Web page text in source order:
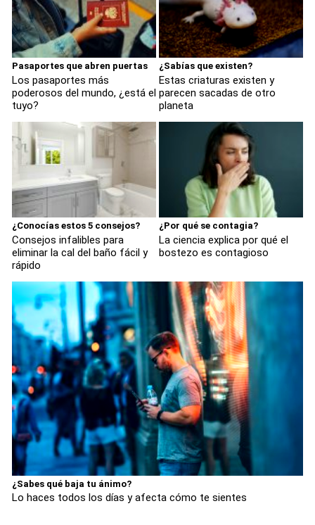
Pasaportes que abren puertas
Los pasaportes más
poderosos del mundo, ¿está el
tuyo?
¿Sabías que existen?
Estas criaturas existen y
parecen sacadas de otro
planeta
¿Conocías estos 5 consejos?
Consejos infalibles para
eliminar la cal del baño fácil y
rápido
¿Por qué se contagia?
La ciencia explica por qué el
bostezo es contagioso
¿Sabes qué baja tu ánimo?
Lo haces todos los días y afecta cómo te sientes